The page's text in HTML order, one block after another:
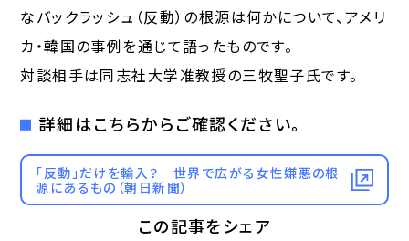
なバックラッシュ（反動）の根源は何かについて、アメリ
カ・韓国の事例を通じて語ったものです。
対談相手は同志社大学准教授の三牧聖子氏です。
詳細はこちらからご確認ください。
「反動」だけを輸入？ 世界で広がる女性嫌悪の根
源にあるもの（朝日新聞）
この記事をシェア